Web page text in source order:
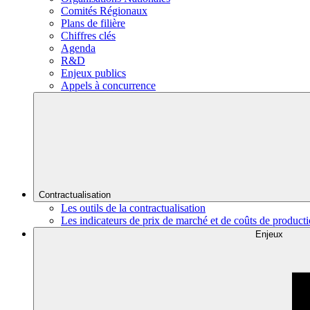
Comités Régionaux
Plans de filière
Chiffres clés
Agenda
R&D
Enjeux publics
Appels à concurrence
Contractualisation
Les outils de la contractualisation
Les indicateurs de prix de marché et de coûts de
Enjeux